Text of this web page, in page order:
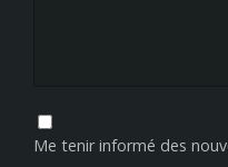
Me tenir informé des